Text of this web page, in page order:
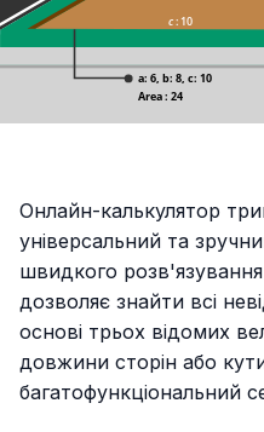
Онлайн-калькулятор
універсальний та
швидкого
дозволяє знайти всі
основі трьох відомих
довжини сторін або
багатофункціональний